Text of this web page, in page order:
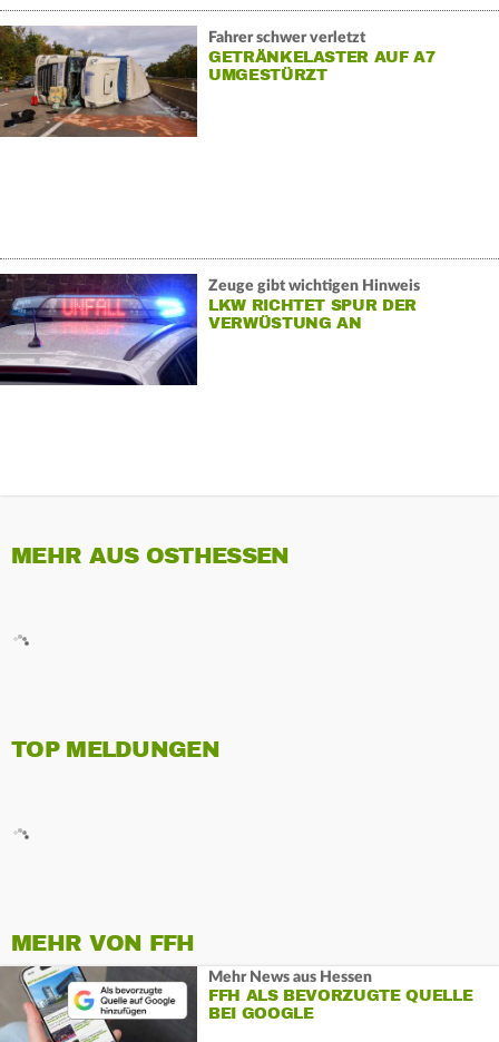
Fahrer schwer verletzt
GETRÄNKELASTER AUF A7
UMGESTÜRZT
Zeuge gibt wichtigen Hinweis
LKW RICHTET SPUR DER
VERWÜSTUNG AN
MEHR AUS OSTHESSEN
TOP MELDUNGEN
MEHR VON FFH
Mehr News aus Hessen
FFH ALS BEVORZUGTE QUELLE
BEI GOOGLE